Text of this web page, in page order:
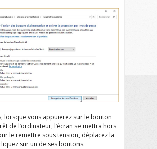
lorsque vous appuierez sur le bouton
de l’ordinateur, l’écran se mettra hors
le remettre sous tension, déplacez la
sur un de ses boutons.